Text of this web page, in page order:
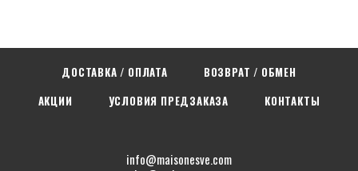
ДОСТАВКА / ОПЛАТА
ВОЗВРАТ / ОБМЕН
АКЦИИ
УСЛОВИЯ ПРЕДЗАКАЗА КОНТАКТЫ
info@maisonesve.com